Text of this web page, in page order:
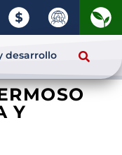
desarrollo
Y